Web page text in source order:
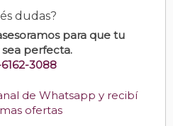
dudas?
para que tu
perfecta.
6162-3088
de Whatsapp y recibí
ofertas